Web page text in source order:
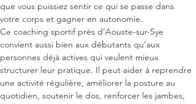
que vous puissiez sentir ce qui se passe dans
votre corps et gagner en autonomie.
Ce coaching sportif près d’Aouste-sur-Sye
convient aussi bien aux débutants qu’aux
personnes déjà actives qui veulent mieux
structurer leur pratique. Il peut aider à reprendre
une activité régulière, améliorer la posture au
quotidien, soutenir le dos, renforcer les jambes,